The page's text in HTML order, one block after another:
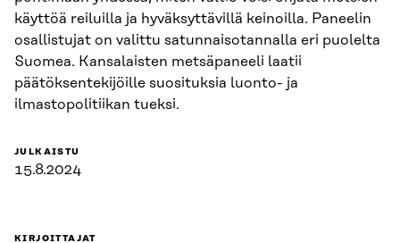
käyttöä reiluilla ja hyväksyttävillä keinoilla. Paneelin
osallistujat on valittu satunnaisotannalla eri puolelta
Suomea. Kansalaisten metsäpaneeli laatii
päätöksentekijöille suosituksia luonto- ja
ilmastopolitiikan tueksi.
JULKAISTU
15.8.2024
KIRJOITTAJAT